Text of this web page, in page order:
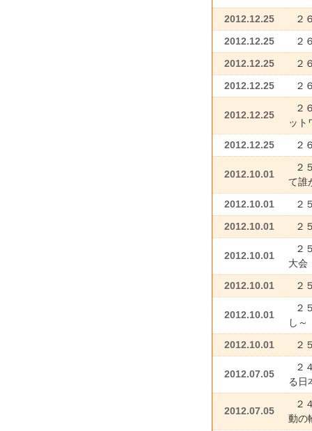
2012.12.25 ２
2012.12.25 ２
2012.12.25 ２
2012.12.25 ２
2012.12.25
２
ット
2012.12.25 ２
2012.10.01
２
て誰
2012.10.01 ２
2012.10.01 ２
2012.10.01
２
大
2012.10.01 ２
2012.10.01
２
し～
2012.10.01 ２
2012.07.05
２
る日
2012.07.05
２
動の